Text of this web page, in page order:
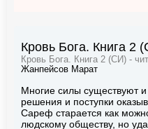
Кровь Бога. Книга 2
Кровь Бога. Книга 2 (СИ) -
Жанпейсов Марат
Многие силы существуют
решения и поступки
Сареф старается как
людскому обществу, но